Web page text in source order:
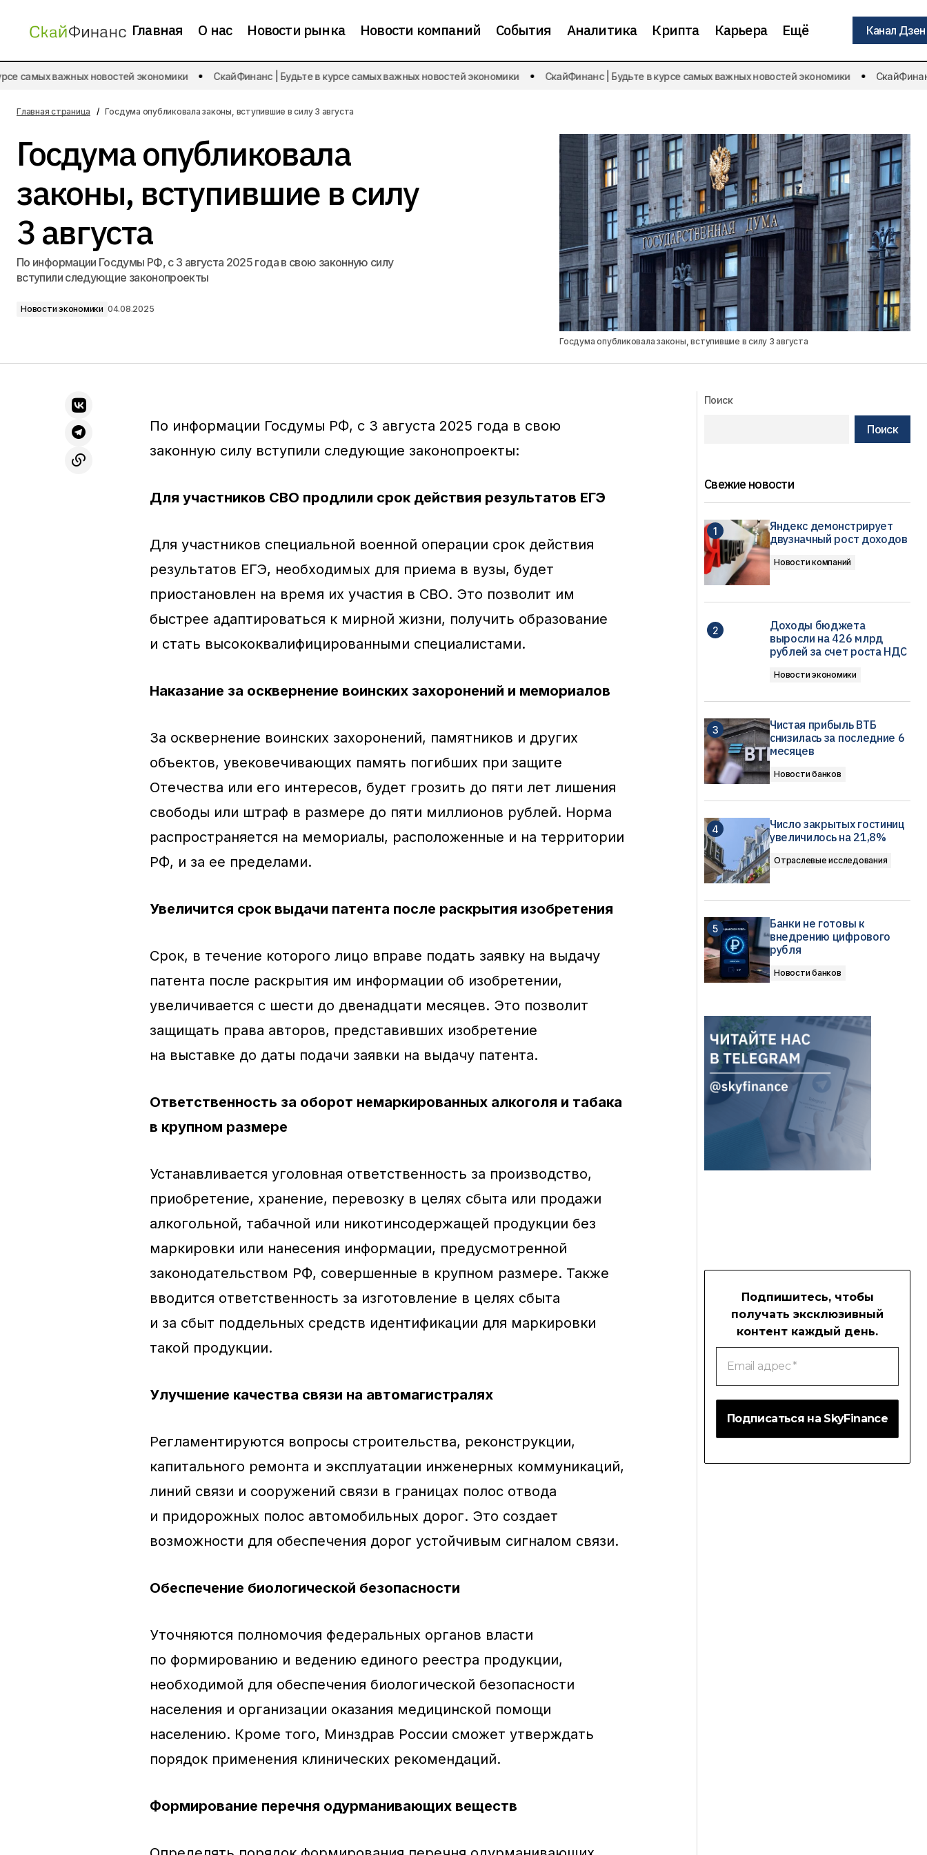
Главная О нас Новости рынка Новости компаний События Аналитика Крипта Карьера Ещё
Канал Дзен
Инвесторы вывели из ПИФов 8,4
Новости экономики Госдума опубликовала законы, вступившие в силу 3 августа
Для доходов по вкладам свыше 210
самых важных новостей экономики СкайФинанс | Будьте в курсе самых важных новостей экономики СкайФинанс | Будьте в курсе самых важных новостей экономики СкайФинанс |
Главная страница Госдума опубликовала законы, вступившие в силу 3 августа
Госдума опубликовала
законы, вступившие в силу
3 августа
По информации Госдумы РФ, с 3 августа 2025 года в свою законную силу
вступили следующие законопроекты
Новости экономики 04.08.2025
Госдума опубликовала законы, вступившие в силу 3 августа
По информации Госдумы РФ, с 3 августа 2025 года в свою
законную силу вступили следующие законопроекты:
Для участников СВО продлили срок действия результатов ЕГЭ
Для участников специальной военной операции срок действия
результатов ЕГЭ, необходимых для приема в вузы, будет
приостановлен на время их участия в СВО. Это позволит им
быстрее адаптироваться к мирной жизни, получить образование
и стать высококвалифицированными специалистами.
Наказание за осквернение воинских захоронений и мемориалов
За осквернение воинских захоронений, памятников и других
объектов, увековечивающих память погибших при защите
Отечества или его интересов, будет грозить до пяти лет лишения
свободы или штраф в размере до пяти миллионов рублей. Норма
распространяется на мемориалы, расположенные и на территории
РФ, и за ее пределами.
Увеличится срок выдачи патента после раскрытия изобретения
Срок, в течение которого лицо вправе подать заявку на выдачу
патента после раскрытия им информации об изобретении,
увеличивается с шести до двенадцати месяцев. Это позволит
защищать права авторов, представивших изобретение
на выставке до даты подачи заявки на выдачу патента.
Ответственность за оборот немаркированных алкоголя и табака
в крупном размере
Устанавливается уголовная ответственность за производство,
приобретение, хранение, перевозку в целях сбыта или продажи
алкогольной, табачной или никотинсодержащей продукции без
маркировки или нанесения информации, предусмотренной
законодательством РФ, совершенные в крупном размере. Также
вводится ответственность за изготовление в целях сбыта
и за сбыт поддельных средств идентификации для маркировки
такой продукции.
Улучшение качества связи на автомагистралях
Регламентируются вопросы строительства, реконструкции,
капитального ремонта и эксплуатации инженерных коммуникаций,
линий связи и сооружений связи в границах полос отвода
и придорожных полос автомобильных дорог. Это создает
возможности для обеспечения дорог устойчивым сигналом связи.
Обеспечение биологической безопасности
Уточняются полномочия федеральных органов власти
по формированию и ведению единого реестра продукции,
необходимой для обеспечения биологической безопасности
населения и организации оказания медицинской помощи
населению. Кроме того, Минздрав России сможет утверждать
порядок применения клинических рекомендаций.
Формирование перечня одурманивающих веществ
Поиск
Поиск
Свежие новости
Яндекс демонстрирует
двузначный рост доходов
Новости компаний
Доходы бюджета
выросли на 426 млрд
рублей за счет роста НДС
Новости экономики
Чистая прибыль ВТБ
снизилась за последние 6
месяцев
Новости банков
Число закрытых гостиниц
увеличилось на 21,8%
Отраслевые исследования
Банки не готовы к
внедрению цифрового
рубля
Новости банков
Подпишитесь, чтобы
получать эксклюзивный
контент каждый день.
адрес